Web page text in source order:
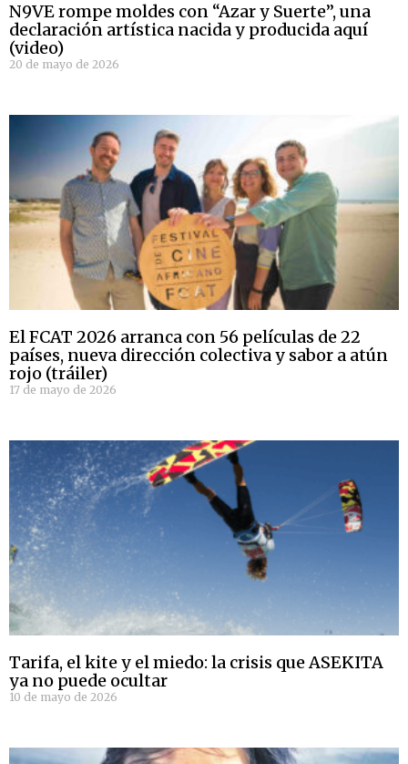
N9VE rompe moldes con “Azar y Suerte”, una
declaración artística nacida y producida aquí
(video)
20 de mayo de 2026
El FCAT 2026 arranca con 56 películas de 22
países, nueva dirección colectiva y sabor a atún
rojo (tráiler)
17 de mayo de 2026
Tarifa, el kite y el miedo: la crisis que ASEKITA
ya no puede ocultar
10 de mayo de 2026